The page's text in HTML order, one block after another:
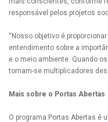
responsável pelos projetos
“Nosso objetivo é
entendimento sobre a
e o meio ambiente. Quando
tornam-se multiplicadores
Mais sobre o Portas Abertas
O programa Portas Abertas é